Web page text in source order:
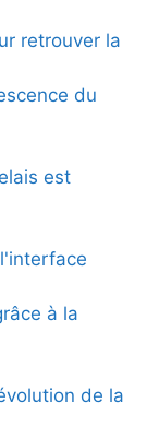
retrouver la
du
est
à la
de la